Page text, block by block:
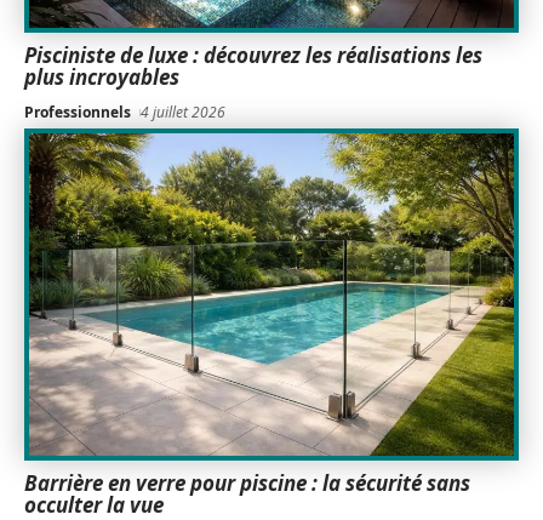
Pisciniste de luxe : découvrez les réalisations les
plus incroyables
Professionnels 4 juillet 2026
Barrière en verre pour piscine : la sécurité sans
occulter la vue